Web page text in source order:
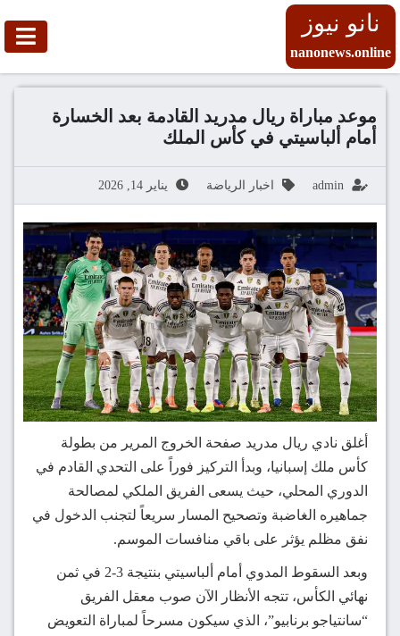
نانو نيوز
nanonews.online
موعد مباراة ريال مدريد القادمة بعد الخسارة
أمام ألباسيتي في كأس الملك
admin اخبار الرياضة يناير 14, 2026
أغلق نادي ريال مدريد صفحة الخروج المرير من بطولة
كأس ملك إسبانيا، وبدأ التركيز فوراً على التحدي القادم في
الدوري المحلي، حيث يسعى الفريق الملكي لمصالحة
جماهيره الغاضبة وتصحيح المسار سريعاً لتجنب الدخول في
نفق مظلم يؤثر على باقي منافسات الموسم.
وبعد السقوط المدوي أمام ألباسيتي بنتيجة 3-2 في ثمن
نهائي الكأس، تتجه الأنظار الآن صوب معقل الفريق
“سانتياجو برنابيو”، الذي سيكون مسرحاً لمباراة التعويض